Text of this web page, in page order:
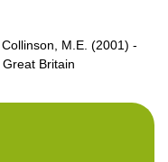
M.E. (2001) -
Britain